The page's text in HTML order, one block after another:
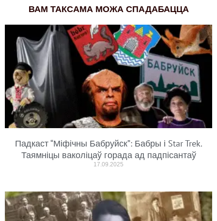
ВАМ ТАКСАМА МОЖА СПАДАБАЦЦА
Падкаст “Міфічны Бабруйск”: Бабры і Star Trek.
Таямніцы ваколіцаў горада ад падпісантаў
17.09.2025